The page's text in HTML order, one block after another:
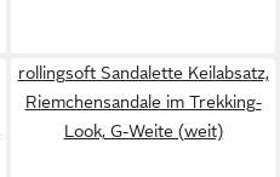
rollingsoft Sandalette Keilabsatz,
Riemchensandale im Trekking-
Look, G-Weite (weit)